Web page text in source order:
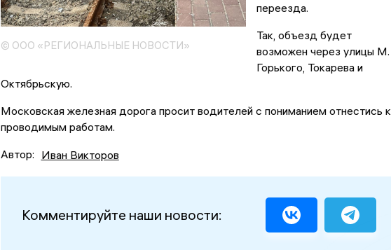
© ООО «РЕГИОНАЛЬНЫЕ НОВОСТИ»
переезда.
Так, объезд будет
возможен через улицы М.
Горького, Токарева и
Октябрьскую.
Московская железная дорога просит водителей с пониманием отнестись к
проводимым работам.
Автор: Иван Викторов
Комментируйте наши новости: